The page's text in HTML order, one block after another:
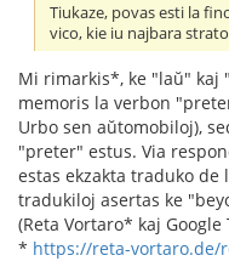
Tiukaze, povas esti la
vico, kie iu najbara
Mi rimarkis*, ke "laŭ" kaj
memoris la verbon
Urbo sen aŭtomobiloj),
"preter" estus. Via
estas ekzakta traduko de
tradukiloj asertas ke
(Reta Vortaro* kaj Google
* https://reta-vortaro.de/